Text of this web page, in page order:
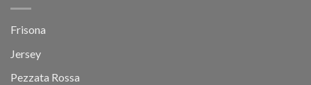
Frisona
Jersey
Pezzata Rossa